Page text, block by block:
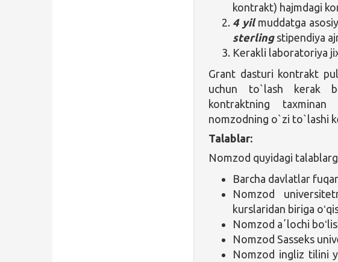
kontrakt) hajmdagi
4 yilmuddatga
sterlingstipendiya
Kerakli laboratoriya
Grant dasturi kontrakt
uchun to`lash kerak
kontraktning
nomzodning o`zi to`lashi
Talablar:
Nomzod quyidagi
Barcha davlatlar
Nomzod
kurslaridan biriga
Nomzod aʼlochi
Nomzod Sasseks
Nomzod ingliz tilini